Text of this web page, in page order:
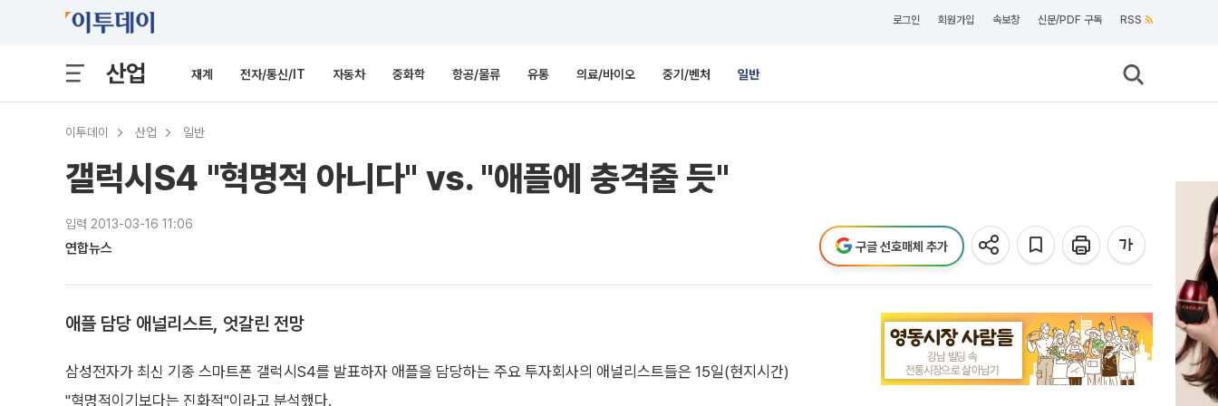
로그인 회원가입 속보창 신문/PDF 구독 RSS
산업 재계 전자/통신/IT 자동차 중화학 항공/물류 유통 의료/바이오 중기/벤처 일반
이투데이 산업 일반
갤럭시S4 "혁명적 아니다" vs. "애플에 충격줄 듯"
입력 2013-03-16 11:06
연합뉴스 구글 선호매체 추가
애플 담당 애널리스트, 엇갈린 전망
삼성전자가 최신 기종 스마트폰 갤럭시S4를 발표하자 애플을 담당하는 주요 투자회사의 애널리스트들은 15일(현지시간)
"혁명적이기보다는 진화적"이라고 분석했다.